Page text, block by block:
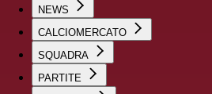
NEWS
CALCIOMERCATO
SQUADRA
PARTITE